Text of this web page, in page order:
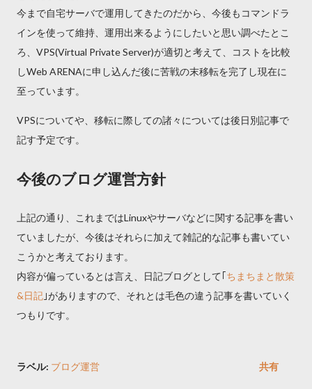
今まで自宅サーバで運用してきたのだから、今後もコマンドラ
インを使って維持、運用出来るようにしたいと思い調べたとこ
ろ、VPS(Virtual Private Server)が適切と考えて、コストを比較
しWeb ARENAに申し込んだ後に苦戦の末移転を完了し現在に
至っています。
VPSについてや、移転に際しての諸々については後日別記事で
記す予定です。
今後のブログ運営方針
上記の通り、これまではLinuxやサーバなどに関する記事を書い
ていましたが、今後はそれらに加えて雑記的な記事も書いてい
こうかと考えております。
内容が偏っているとは言え、日記ブログとして｢ちまちまと散策
&日記 ｣がありますので、それとは毛色の違う記事を書いていく
つもりです。
ラベル: ブログ運営 共有